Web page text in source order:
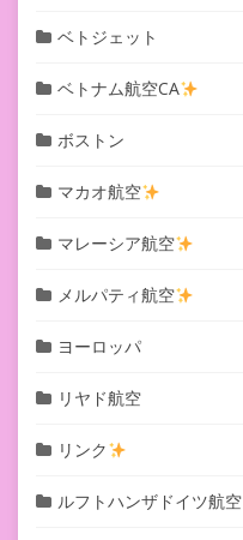
ベトジェット
ベトナム航空CA
ボストン
マカオ航空
マレーシア航空
メルパティ航空
ヨーロッパ
リヤド航空
リンク
ルフトハンザドイツ航空